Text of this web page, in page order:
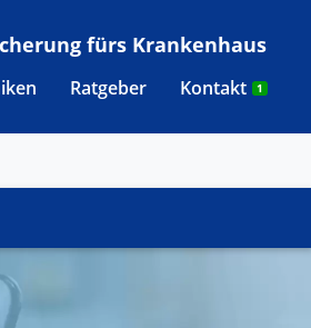
Ratgeber Kontakt 1
fürs Krankenhaus